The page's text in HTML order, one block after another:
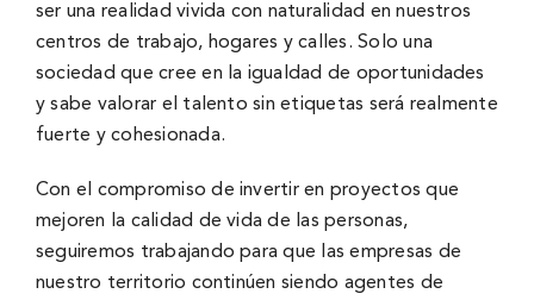
ser una realidad vivida con naturalidad en nuestros
centros de trabajo, hogares y calles. Solo una
sociedad que cree en la igualdad de oportunidades
y sabe valorar el talento sin etiquetas será realmente
fuerte y cohesionada.
Con el compromiso de invertir en proyectos que
mejoren la calidad de vida de las personas,
seguiremos trabajando para que las empresas de
nuestro territorio continúen siendo agentes de